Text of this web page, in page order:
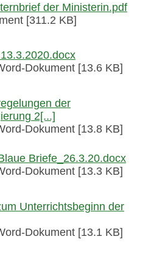
der Ministerin.pdf
[311.2 KB]
Dokument [13.6 KB]
der
2[...]
Dokument [13.8 KB]
Briefe_26.3.20.docx
Dokument [13.3 KB]
Unterrichtsbeginn der
Dokument [13.1 KB]